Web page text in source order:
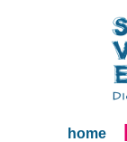
home